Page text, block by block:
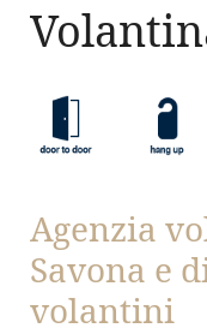
Agenzia
Savona e
volantini